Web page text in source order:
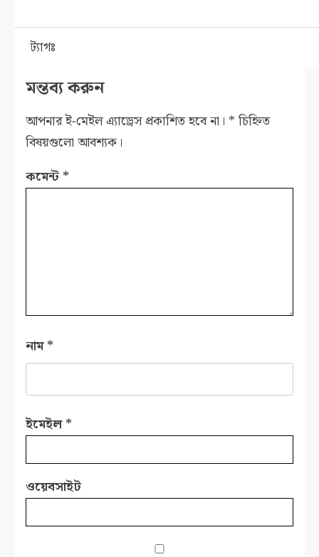
ট্যাগঃ
মন্তব্য করুন
আপনার ই-মেইল এ্যাড্রেস প্রকাশিত হবে না। * চিহ্নিত
বিষয়গুলো আবশ্যক।
কমেন্ট *
নাম*
ইমেইল*
ওয়েবসাইট